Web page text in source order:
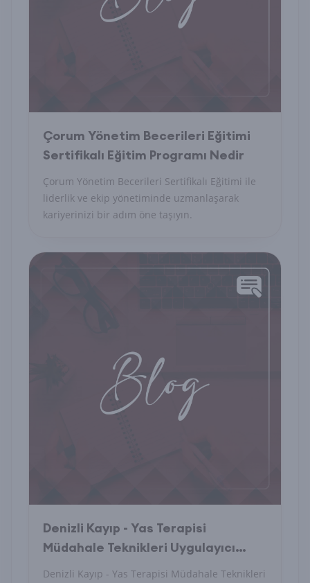
Çorum Yönetim Becerileri Eğitimi
Sertifikalı Eğitim Programı Nedir
Çorum Yönetim Becerileri Sertifikalı Eğitimi ile
liderlik ve ekip yönetiminde uzmanlaşarak
kariyerinizi bir adım öne taşıyın.
Denizli Kayıp - Yas Terapisi
Müdahale Teknikleri Uygulayıcı
Eğitimi Nedir?
Denizli Kayıp - Yas Terapisi Müdahale Teknikleri